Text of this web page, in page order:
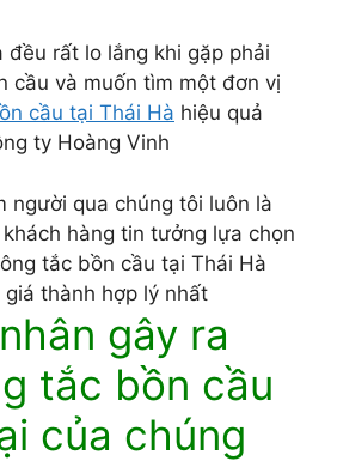
đều rất lo lắng khi gặp phải
cầu và muốn tìm một đơn vị
cầu tại Thái Hà hiệu quả
ty Hoàng Vinh
người qua chúng tôi luôn là
hàng tin tưởng lựa chọn
tắc bồn cầu tại Thái Hà
thành hợp lý nhất
gây ra
tắc bồn cầu
của chúng